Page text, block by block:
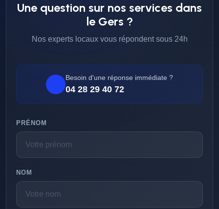
Une question sur nos services dans
le Gers ?
Nos experts locaux vous répondent sous 24h
Besoin d'une réponse immédiate ?
04 28 29 40 72
PRÉNOM
NOM